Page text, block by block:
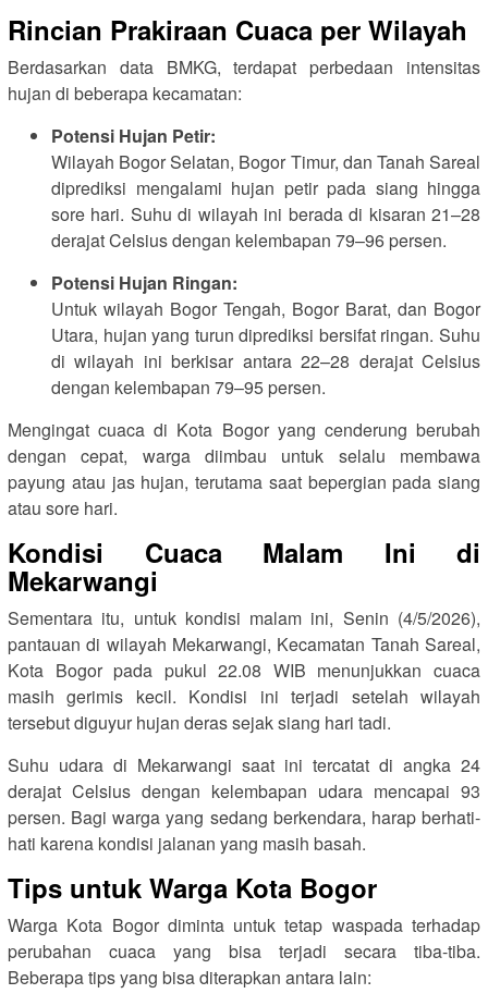
Rincian Prakiraan Cuaca per Wilayah
Berdasarkan data BMKG, terdapat perbedaan intensitas
hujan di beberapa kecamatan:
Potensi Hujan Petir:
Wilayah Bogor Selatan, Bogor Timur, dan Tanah Sareal
diprediksi mengalami hujan petir pada siang hingga
sore hari. Suhu di wilayah ini berada di kisaran 21–28
derajat Celsius dengan kelembapan 79–96 persen.
Potensi Hujan Ringan:
Untuk wilayah Bogor Tengah, Bogor Barat, dan Bogor
Utara, hujan yang turun diprediksi bersifat ringan. Suhu
di wilayah ini berkisar antara 22–28 derajat Celsius
dengan kelembapan 79–95 persen.
Mengingat cuaca di Kota Bogor yang cenderung berubah
dengan cepat, warga diimbau untuk selalu membawa
payung atau jas hujan, terutama saat bepergian pada siang
atau sore hari.
Kondisi Cuaca Malam Ini di
Mekarwangi
Sementara itu, untuk kondisi malam ini, Senin (4/5/2026),
pantauan di wilayah Mekarwangi, Kecamatan Tanah Sareal,
Kota Bogor pada pukul 22.08 WIB menunjukkan cuaca
masih gerimis kecil. Kondisi ini terjadi setelah wilayah
tersebut diguyur hujan deras sejak siang hari tadi.
Suhu udara di Mekarwangi saat ini tercatat di angka 24
derajat Celsius dengan kelembapan udara mencapai 93
persen. Bagi warga yang sedang berkendara, harap berhati-
hati karena kondisi jalanan yang masih basah.
Tips untuk Warga Kota Bogor
Warga Kota Bogor diminta untuk tetap waspada terhadap
perubahan cuaca yang bisa terjadi secara tiba-tiba.
Beberapa tips yang bisa diterapkan antara lain: